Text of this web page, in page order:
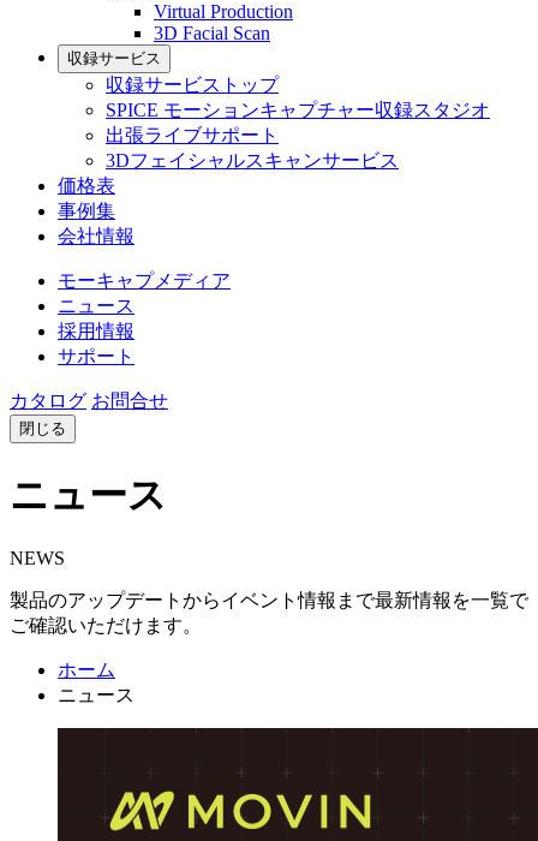
Virtual Production
3D Facial Scan
収録サービス
収録サービストップ
SPICE モーションキャプチャー収録スタジオ
出張ライブサポート
3Dフェイシャルスキャンサービス
価格表
事例集
会社情報
モーキャプメディア
ニュース
採用情報
サポート
カタログ お問合せ
閉じる
ニュース
NEWS
製品のアップデートからイベント情報まで最新情報を一覧で
ご確認いただけます。
ホーム
ニュース